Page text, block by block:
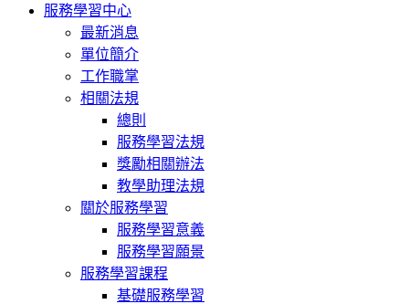
服務學習中心
最新消息
單位簡介
工作職掌
相關法規
總則
服務學習法規
獎勵相關辦法
教學助理法規
關於服務學習
服務學習意義
服務學習願景
服務學習課程
基礎服務學習